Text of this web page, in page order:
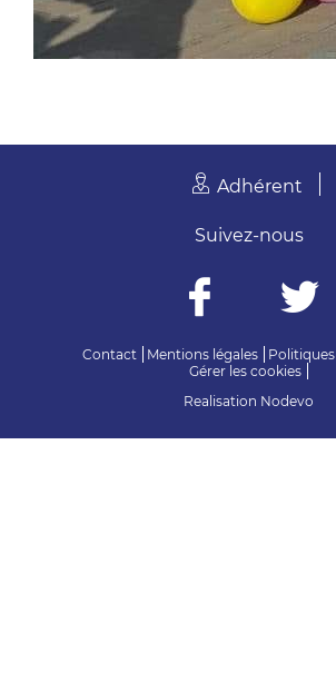
Adhérent
Contact Mentions légales
Gérer les cookies
Realisation Nodevo
Suivez-nous